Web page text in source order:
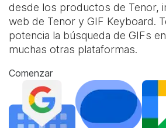
desde los productos de Tenor,
web de Tenor y GIF Keyboard.
potencia la búsqueda de GIFs
muchas otras plataformas.
Comenzar